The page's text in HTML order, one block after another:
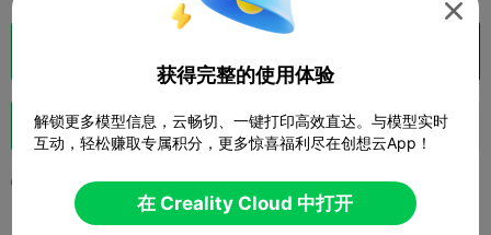
助力 190 570  19 
 2021-07-233.7K6

获得完整的使用体验
解锁更多模型信息，云畅切、一键打印高效直达。与模型实时
互动，轻松赚取专属积分，更多惊喜福利尽在创想云App！
在 Creality Cloud 中打开